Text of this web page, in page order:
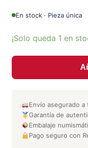
En stock · Pieza única
¡Solo queda 1 en
Envío asegurado a
Garantía de
Embalaje
Pago seguro con